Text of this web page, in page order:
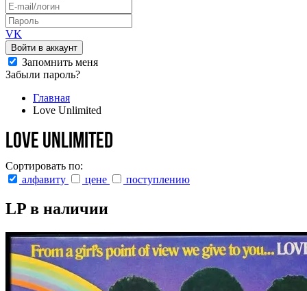
VK
Войти в аккаунт
Запомнить меня
Забыли пароль?
Главная
Love Unlimited
Love Unlimited
Сортировать по:
алфавиту
цене поступлению
LP в наличии